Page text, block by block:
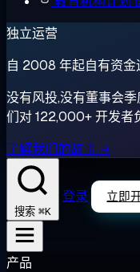
独立运营
自 2008 年起自有资金
没有风投,没有董事会
们对 122,000+ 开发者
了解我们的故事 →
搜索 ⌘K
登录 立即
产品